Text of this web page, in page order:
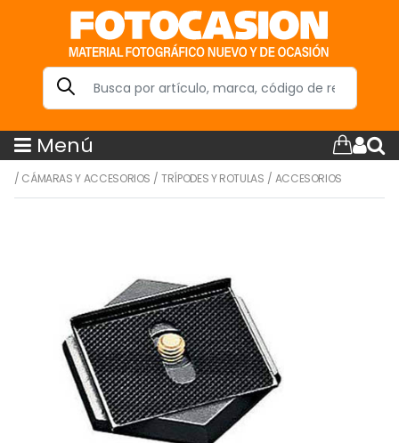
Menú
/ CÁMARAS Y ACCESORIOS /TRÍPODES Y ROTULAS / ACCESORIOS